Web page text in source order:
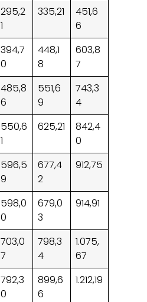
295,2
1
335,21
451,6
6
394,7
0
448,1
8
603,8
7
485,8
6
551,6
9
743,3
4
550,6
1
625,21
842,4
0
596,5
9
677,4
2
912,75
598,0
0
679,0
3
914,91
703,0
7
798,3
4
1.075,
67
792,3
0
899,6
6
1.212,19